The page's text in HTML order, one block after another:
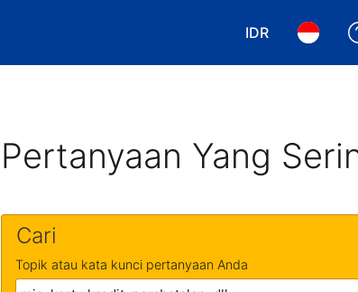
IDR
Pilih mataPilih
Pertanyaan Yang
Cari
Topik atau kata kunci pertanyaan Anda